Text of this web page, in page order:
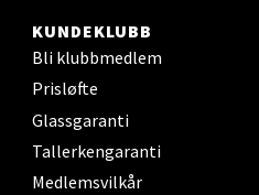
KUNDEKLUBB
Bli klubbmedlem
Prisløfte
Glassgaranti
Tallerkengaranti
Medlemsvilkår
Velg